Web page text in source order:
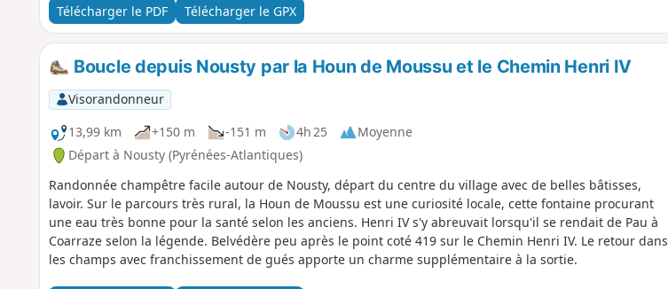
Télécharger le PDF Télécharger le GPX
Boucle depuis Nousty par la Houn de Moussu et le Chemin Henri IV
Visorandonneur
13,99 km
+150 m -151 m 4h 25
Moyenne
Départ à Nousty (Pyrénées-Atlantiques)
Randonnée champêtre facile autour de Nousty, départ du centre du village avec de belles bâtisses,
lavoir. Sur le parcours très rural, la Houn de Moussu est une curiosité locale, cette fontaine procurant
une eau très bonne pour la santé selon les anciens. Henri IV s'y abreuvait lorsqu'il se rendait de Pau à
Coarraze selon la légende. Belvédère peu après le point coté 419 sur le Chemin Henri IV. Le retour dans
les champs avec franchissement de gués apporte un charme supplémentaire à la sortie.